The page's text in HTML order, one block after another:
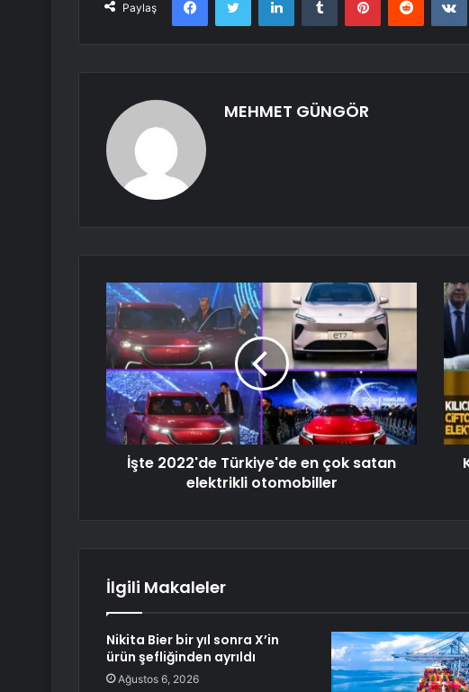
Paylaş
MEHMET GÜNGÖR
İşte 2022'de Türkiye'de en çok satan
elektrikli otomobiller
İlgili Makaleler
Nikita Bier bir yıl sonra X’in
ürün şefliğinden ayrıldı
Ağustos 6, 2026